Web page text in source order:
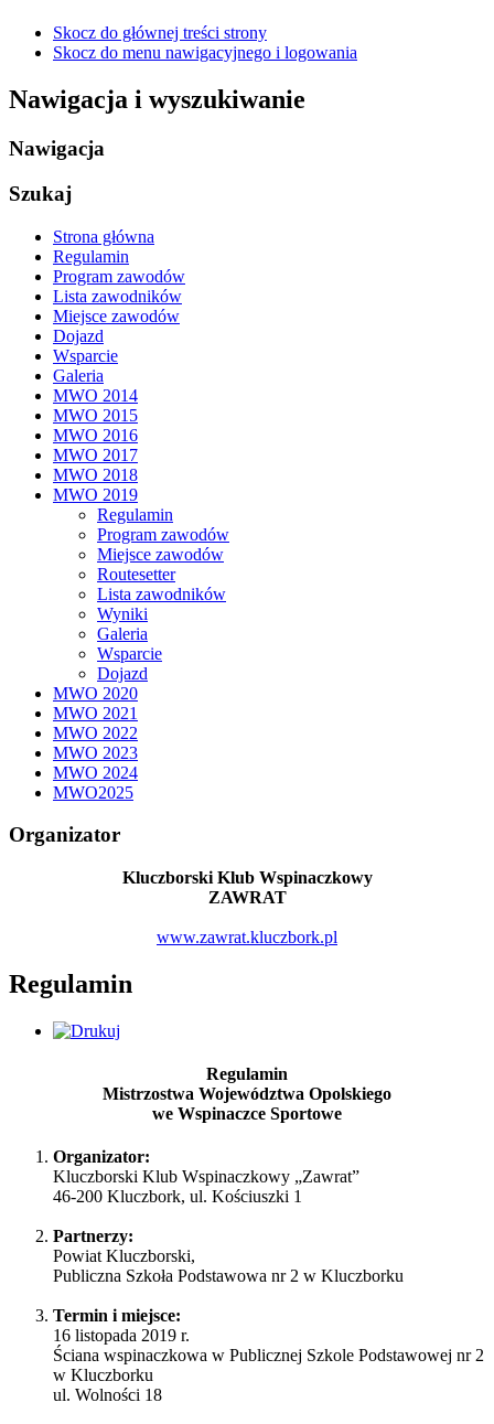
Skocz do głównej treści strony
Skocz do menu nawigacyjnego i logowania
Nawigacja i wyszukiwanie
Nawigacja
Szukaj
Strona główna
Regulamin
Program zawodów
Lista zawodników
Miejsce zawodów
Dojazd
Wsparcie
Galeria
MWO 2014
MWO 2015
MWO 2016
MWO 2017
MWO 2018
MWO 2019
Regulamin
Program zawodów
Miejsce zawodów
Routesetter
Lista zawodników
Wyniki
Galeria
Wsparcie
Dojazd
MWO 2020
MWO 2021
MWO 2022
MWO 2023
MWO 2024
MWO2025
Organizator
Kluczborski Klub Wspinaczkowy
ZAWRAT
www.zawrat.kluczbork.pl
Regulamin
Regulamin
Mistrzostwa Województwa Opolskiego
we Wspinaczce Sportowe
Organizator:
Kluczborski Klub Wspinaczkowy „Zawrat”
46-200 Kluczbork, ul. Kościuszki 1
Partnerzy:
Powiat Kluczborski,
Publiczna Szkoła Podstawowa nr 2 w Kluczborku
Termin i miejsce:
16 listopada 2019 r.
Ściana wspinaczkowa w Publicznej Szkole Podstawowej nr 2
w Kluczborku
ul. Wolności 18